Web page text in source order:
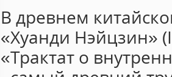
В древнем
«Хуанди Нэйцзин»
«Трактат о